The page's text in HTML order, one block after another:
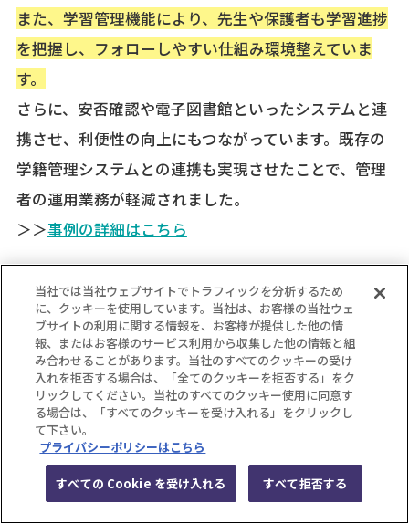
また、学習管理機能により、先生や保護者も学習進捗
を把握し、フォローしやすい仕組み環境整えていま
す。
さらに、安否確認や電子図書館といったシステムと連
携させ、利便性の向上にもつながっています。既存の
学籍管理システムとの連携も実現させたことで、管理
者の運用業務が軽減されました。
＞＞事例の詳細はこちら
7.まとめ
eラーニングの導入前から導入後まで、成功させるた
めに必要な情報をまとめてお伝えしてきました。
eラーニングは様々な種類があります。そのため、企
業に必要な機能や学習コンテンツの内容、必要なサポ
ート体制など、様々な観点でシステムを比較し、導入
検討していく必要があります。
当社では当社ウェブサイトでトラフィックを分析するため
に、クッキーを使用しています。当社は、お客様の当社ウェ
ブサイトの利用に関する情報を、お客様が提供した他の情
報、またはお客様のサービス利用から収集した他の情報と組
み合わせることがあります。当社のすべてのクッキーの受け
入れを拒否する場合は、「全てのクッキーを拒否する」をク
リックしてください。当社のすべてのクッキー使用に同意す
る場合は、「すべてのクッキーを受け入れる」をクリックし
て下さい。
プライバシーポリシーはこちら
すべて拒否する
すべての Cookie を受け入れる